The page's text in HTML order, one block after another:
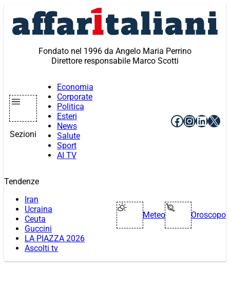
contenuto
Fondato nel 1996 da Angelo Maria Perrino
Direttore responsabile Marco Scotti
Sezioni
Economia
Corporate
Politica
Esteri
News
Salute
Sport
AI TV
Facebook
X
Tendenze
Iran
Ucraina
Ceuta
Guccini
LA PIAZZA 2026
Ascolti tv
Meteo Oroscopo